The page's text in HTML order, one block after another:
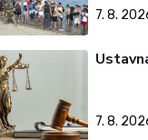
7. 8.
7. 8.